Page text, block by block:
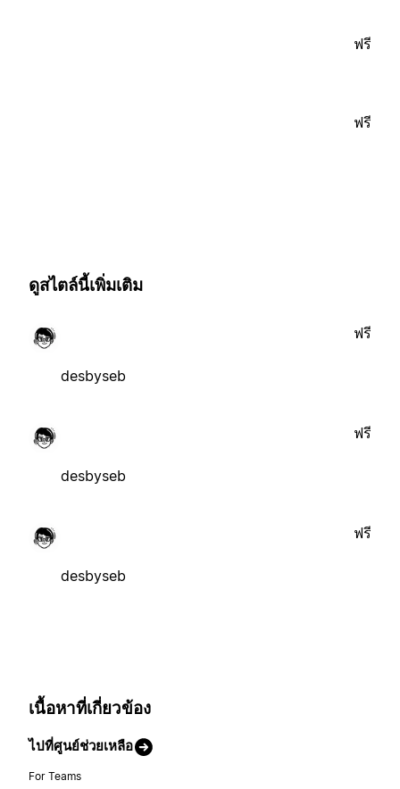
ฟรี
ฟรี
ดูสไตล์นี้เพิ่มเติม
desbyseb
ฟรี
desbyseb
ฟรี
desbyseb
ฟรี
เนื้อหาที่เกี่ยวข้อง
ไปที่ศูนย์ช่วยเหลือ
For Teams